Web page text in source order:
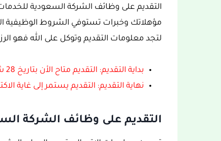
التقديم على وظائف الشركة السعودية
مؤهلاتك وخبرات تستوفي الشروط الوظيفية
لتجد معلومات التقديم وتوكل على الله فهو
بداية التقديم: التقديم متاح الأن بتاريخ 28 شعبان 1444هـ، الموافق 20 مارس 2023.
نهاية التقديم: التقديم يستمر إلى غاية
التقديم على وظائف الشركة